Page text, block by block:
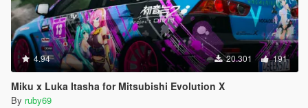
4.94 20.301 191
Miku x Luka Itasha for Mitsubishi Evolution X
By ruby69